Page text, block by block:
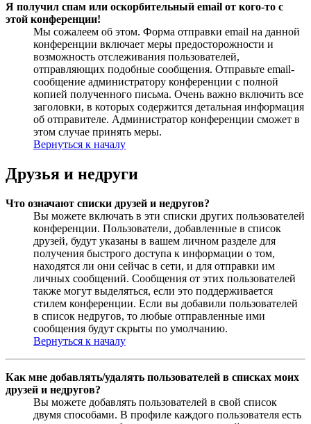
Я получил спам или оскорбительный email от кого-то с
этой конференции!
Мы сожалеем об этом. Форма отправки email на данной
конференции включает меры предосторожности и
возможность отслеживания пользователей,
отправляющих подобные сообщения. Отправьте email-
сообщение администратору конференции с полной
копией полученного письма. Очень важно включить все
заголовки, в которых содержится детальная информация
об отправителе. Администратор конференции сможет в
этом случае принять меры.
Вернуться к началу
Друзья и недруги
Что означают списки друзей и недругов?
Вы можете включать в эти списки других пользователей
конференции. Пользователи, добавленные в список
друзей, будут указаны в вашем личном разделе для
получения быстрого доступа к информации о том,
находятся ли они сейчас в сети, и для отправки им
личных сообщений. Сообщения от этих пользователей
также могут выделяться, если это поддерживается
стилем конференции. Если вы добавили пользователей
в список недругов, то любые отправленные ими
сообщения будут скрыты по умолчанию.
Вернуться к началу
Как мне добавлять/удалять пользователей в списках моих
друзей и недругов?
Вы можете добавлять пользователей в свой список
двумя способами. В профиле каждого пользователя есть